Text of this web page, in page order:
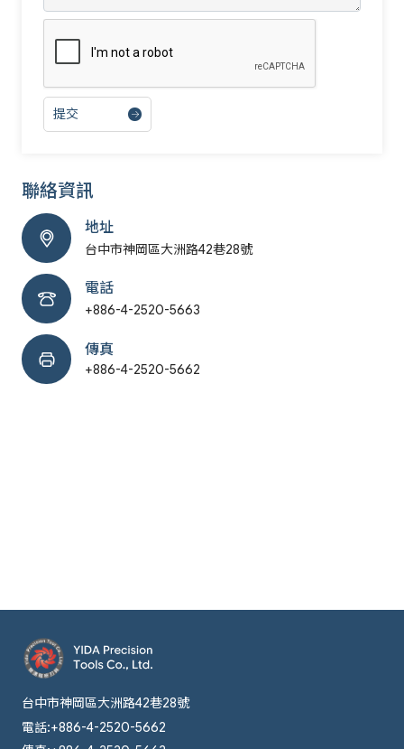
提交
聯絡資訊
地址
台中市神岡區大洲路42巷28號
電話
+886-4-2520-5663
傳真
+886-4-2520-5662
台中市神岡區大洲路42巷28號
電話:+886-4-2520-5662